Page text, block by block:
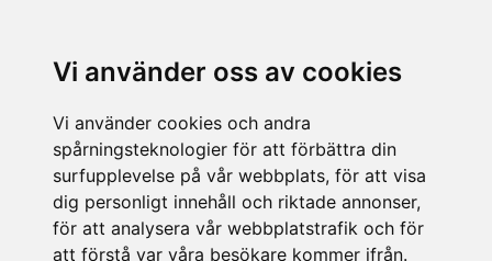
Vi använder oss av cookies
Vi använder cookies och andra
spårningsteknologier för att förbättra din
surfupplevelse på vår webbplats, för att visa
dig personligt innehåll och riktade annonser,
för att analysera vår webbplatstrafik och för
att förstå var våra besökare kommer ifrån.